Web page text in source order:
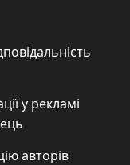
у рекламі
авторів